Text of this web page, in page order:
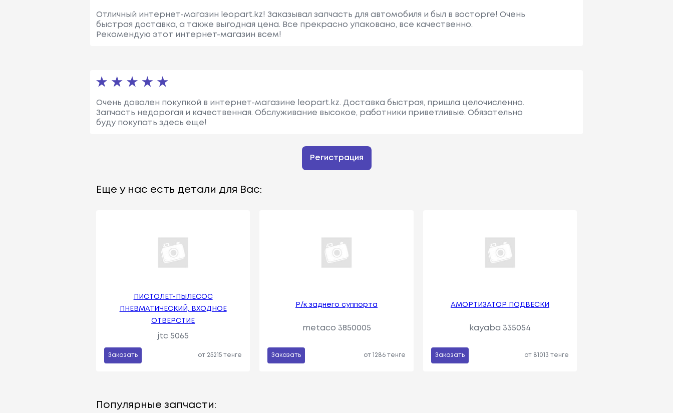
Отличный интернет-магазин leopart.kz! Заказывал запчасть для автомобиля и был в восторге! Очень
быстрая доставка, а также выгодная цена. Все прекрасно упаковано, все качественно.
Рекомендую этот интернет-магазин всем!
Очень доволен покупкой в интернет-магазине leopart.kz. Доставка быстрая, пришла целочисленно.
Запчасть недорогая и качественная. Обслуживание высокое, работники приветливые. Обязательно
буду покупать здесь еще!
Регистрация
Еще у нас есть детали для Вас:
ПИСТОЛЕТ-ПЫЛЕСОС
ПНЕВМАТИЧЕСКИЙ, ВХОДНОЕ
ОТВЕРСТИЕ
jtc 5065
Заказать от 25215 тенге
Р/к заднего суппорта
metaco 3850005
Заказать от 1286 тенге
АМОРТИЗАТОР ПОДВЕСКИ
kayaba 335054
Заказать от 81013 тенге
Популярные запчасти: